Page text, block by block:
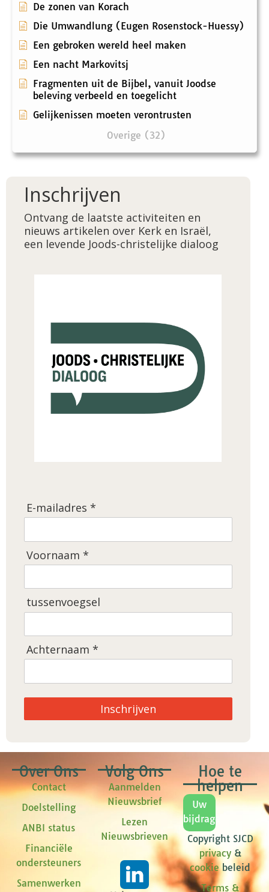
De zonen van Korach
Die Umwandlung (Eugen Rosenstock-Huessy)
Een gebroken wereld heel maken
Een nacht Markovitsj
Fragmenten uit de Bijbel, vanuit Joodse
beleving verbeeld en toegelicht
Gelijkenissen moeten verontrusten
Overige (32)
Inschrijven
Ontvang de laatste activiteiten en
nieuws artikelen over Kerk en Israël,
een levende Joods-christelijke dialoog
E-mailadres *
Voornaam *
tussenvoegsel
Achternaam *
Inschrijven
Over Ons
Contact
Doelstelling
ANBI status
Financiële
ondersteuners
Samenwerken
Volg Ons
Aanmelden
Nieuwsbrief
Lezen
Nieuwsbrieven
Hoe te
helpen
Uw
bijdrage
Copyright SJCD
privacy&
cookiebeleid
Terms &